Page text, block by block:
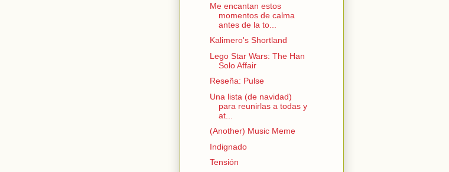
Me encantan estos
momentos de calma
antes de la to...
Kalimero's Shortland
Lego Star Wars: The Han
Solo Affair
Reseña: Pulse
Una lista (de navidad)
para reunirlas a todas y
at...
(Another) Music Meme
Indignado
Tensión